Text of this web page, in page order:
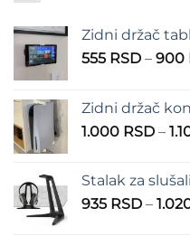
Zidni držač
555 RSD – 900
Zidni držač
1.000 RSD –
Stalak za
935 RSD –